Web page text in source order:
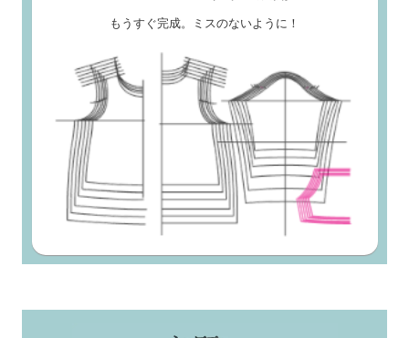
もうすぐ完成。ミスのないように！